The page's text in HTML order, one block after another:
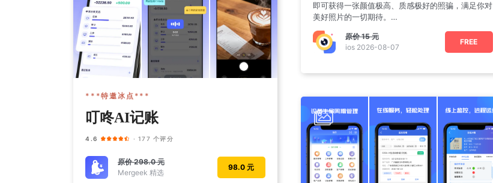
即可获得一张颜值极高、质感极好的照骗，满足你对
美好照片的一切期待。
【美颜】
•一键美颜：智
原价15 元
ios 2026-08-07
FREE
***特邀冰点***
叮咚AI记账
4.6 · 177 个评分
原价298.0 元
Mergeek 精选
98.0 元